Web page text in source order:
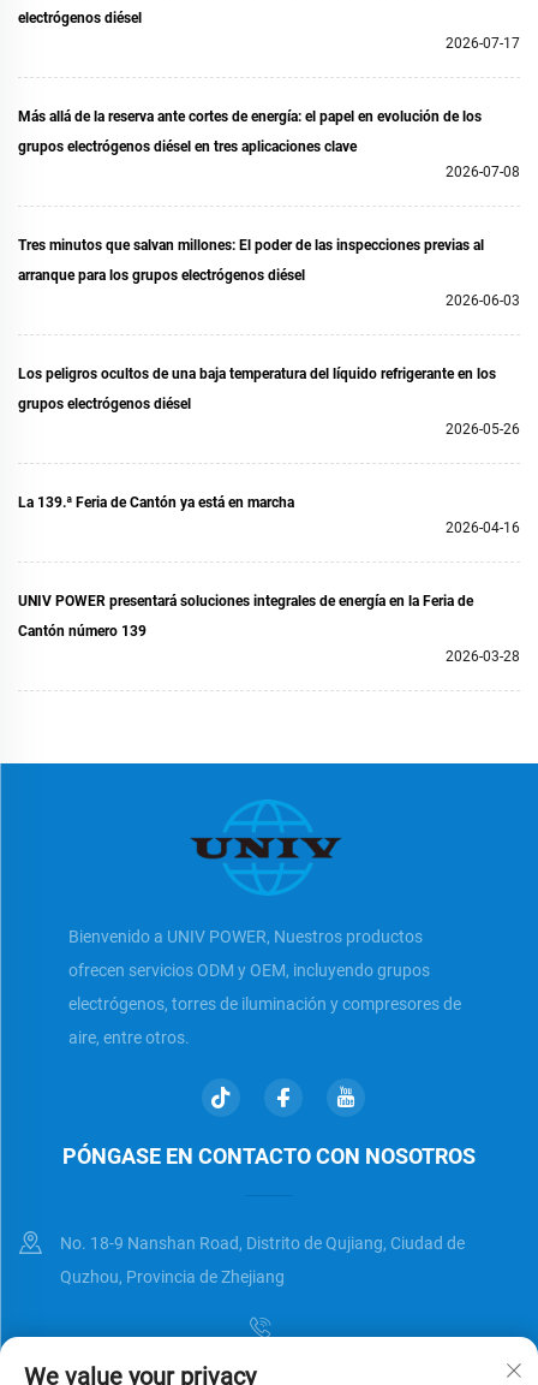
electrógenos diésel
2026-07-17
Más allá de la reserva ante cortes de energía: el papel en evolución de los
grupos electrógenos diésel en tres aplicaciones clave
2026-07-08
Tres minutos que salvan millones: El poder de las inspecciones previas al
arranque para los grupos electrógenos diésel
2026-06-03
Los peligros ocultos de una baja temperatura del líquido refrigerante en los
grupos electrógenos diésel
2026-05-26
La 139.ª Feria de Cantón ya está en marcha
2026-04-16
UNIV POWER presentará soluciones integrales de energía en la Feria de
Cantón número 139
2026-03-28
Bienvenido a UNIV POWER, Nuestros productos
ofrecen servicios ODM y OEM, incluyendo grupos
electrógenos, torres de iluminación y compresores de
aire, entre otros.
PÓNGASE EN CONTACTO CON NOSOTROS
No. 18-9 Nanshan Road, Distrito de Qujiang, Ciudad de
Quzhou, Provincia de Zhejiang
[email protected]
We value your privacy